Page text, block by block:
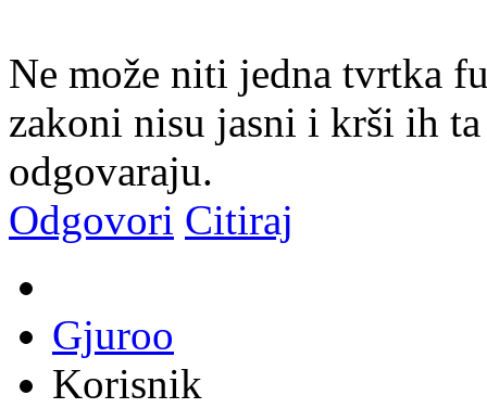
Ne može niti jedna tvrtka
zakoni nisu jasni i krši ih
odgovaraju.
Odgovori Citiraj
Gjuroo
Korisnik